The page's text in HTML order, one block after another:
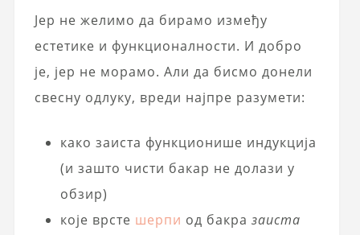
Јер не желимо да бирамо између
естетике и функционалности. И добро
је, јер не морамо. Али да бисмо донели
свесну одлуку, вреди најпре разумети:
како заиста функционише индукција
(и зашто чисти бакар не долази у
обзир)
које врсте шерпи од бакра заиста